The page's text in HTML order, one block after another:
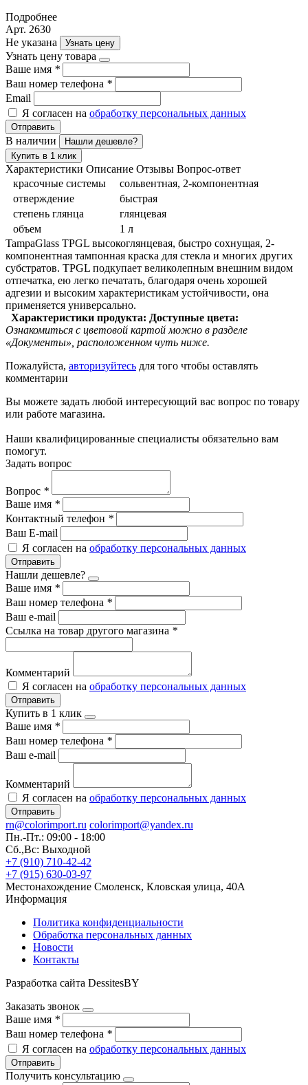
Подробнее
Арт. 2630
Не указана
Узнать цену
Узнать цену товара
Ваше имя *
Ваш номер телефона *
Email
Я согласен на обработку персональных данных
Отправить
В наличии
Нашли дешевле?
Купить в 1 клик
Характеристики Описание Отзывы Вопрос-ответ
красочные системы
сольвентная, 2-компонентная
отверждение
быстрая
степень глянца
глянцевая
объем
1 л
TampaGlass TPGL высокоглянцевая, быстро сохнущая, 2-
компонентная тампонная краска для стекла и многих других
субстратов. TPGL подкупает великолепным внешним видом
отпечатка, ею легко печатать, благодаря очень хорошей
адгезии и высоким характеристикам устойчивости, она
применяется универсально.
Характеристики продукта: Доступные цвета:
Ознакомиться с цветовой картой можно в разделе
«Документы», расположенном чуть ниже.
Пожалуйста, авторизуйтесь для того чтобы оставлять
комментарии
Вы можете задать любой интересующий вас вопрос по товару
или работе магазина.
Наши квалифицированные специалисты обязательно вам
помогут.
Задать вопрос
Вопрос *
Ваше имя *
Контактный телефон *
Ваш E-mail
Я согласен на обработку персональных данных
Отправить
Нашли дешевле?
Ваше имя *
Ваш номер телефона *
Ваш e-mail
Ссылка на товар другого магазина *
Комментарий
Я согласен на обработку персональных данных
Отправить
Купить в 1 клик
Ваше имя *
Ваш номер телефона *
Ваш e-mail
Комментарий
Я согласен на обработку персональных данных
Отправить
rn@colorimport.ru colorimport@yandex.ru
Пн.-Пт.: 09:00 - 18:00
Сб.,Вс: Выходной
+7 (910) 710-42-42
+7 (915) 630-03-97
Местонахождение Смоленск, Кловская улица, 40А
Информация
Политика конфиденциальности
Обработка персональных данных
Новости
Контакты
Разработка сайта DessitesBY
Заказать звонок
Ваше имя *
Ваш номер телефона *
Я согласен на обработку персональных данных
Отправить
Получить консультацию